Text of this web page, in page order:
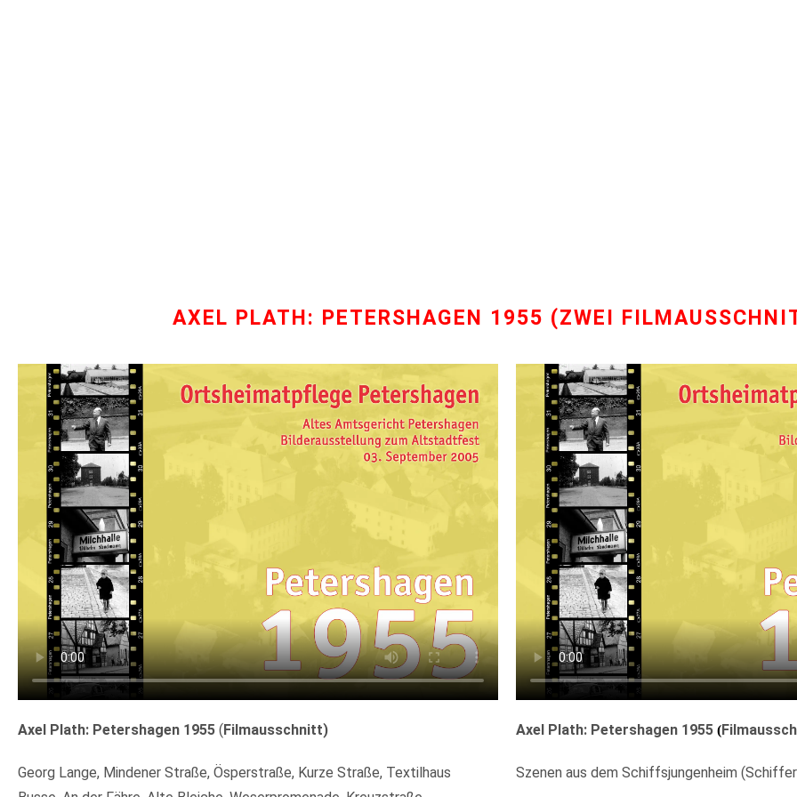
AXEL PLATH: PETERSHAGEN 1955 (ZWEI
Axel Plath: Petershagen 1955 (Filmausschnitt)
Georg Lange, Mindener Straße, Ösperstraße, Kurze Straße, Textilhaus
Axel Plath: Petershagen 1955 (
Szenen aus dem Schiffsjungenheim